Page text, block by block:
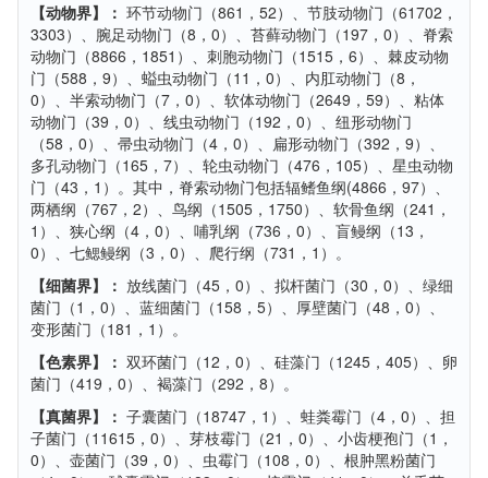
【动物界】： 环节动物门（861，52）、节肢动物门（61702，
3303）、腕足动物门（8，0）、苔藓动物门（197，0）、脊索
动物门（8866，1851）、刺胞动物门（1515，6）、棘皮动物
门（588，9）、螠虫动物门（11，0）、内肛动物门（8，
0）、半索动物门（7，0）、软体动物门（2649，59）、粘体
动物门（39，0）、线虫动物门（192，0）、纽形动物门
（58，0）、帚虫动物门（4，0）、扁形动物门（392，9）、
多孔动物门（165，7）、轮虫动物门（476，105）、星虫动物
门（43，1）。其中，脊索动物门包括辐鳍鱼纲(4866，97）、
两栖纲（767，2）、鸟纲（1505，1750）、软骨鱼纲（241，
1）、狭心纲（4，0）、哺乳纲（736，0）、盲鳗纲（13，
0）、七鳃鳗纲（3，0）、爬行纲（731，1）。
【细菌界】： 放线菌门（45，0）、拟杆菌门（30，0）、绿细
菌门（1，0）、蓝细菌门（158，5）、厚壁菌门（48，0）、
变形菌门（181，1）。
【色素界】： 双环菌门（12，0）、硅藻门（1245，405）、卵
菌门（419，0）、褐藻门（292，8）。
【真菌界】： 子囊菌门（18747，1）、蛙粪霉门（4，0）、担
子菌门（11615，0）、芽枝霉门（21，0）、小齿梗孢门（1，
0）、壶菌门（39，0）、虫霉门（108，0）、根肿黑粉菌门